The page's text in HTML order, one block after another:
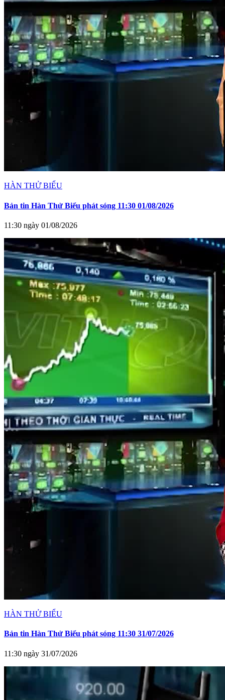
HÀN THỬ BIỂU
Bản tin Hàn Thử Biểu phát sóng 11:30 01/08/2026
11:30 ngày 01/08/2026
HÀN THỬ BIỂU
Bản tin Hàn Thử Biểu phát sóng 11:30 31/07/2026
11:30 ngày 31/07/2026